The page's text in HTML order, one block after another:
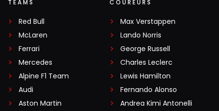
TEAMS
Red Bull
McLaren
Ferrari
Mercedes
Alpine F1 Team
Audi
Aston Martin
COUREURS
Max Verstappen
Lando Norris
George Russell
Charles Leclerc
Lewis Hamilton
Fernando Alonso
Andrea Kimi Antonelli